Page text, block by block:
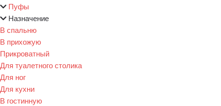
Пуфы
Назначение
В спальню
В прихожую
Прикроватный
Для туалетного столика
Для ног
Для кухни
В гостинную